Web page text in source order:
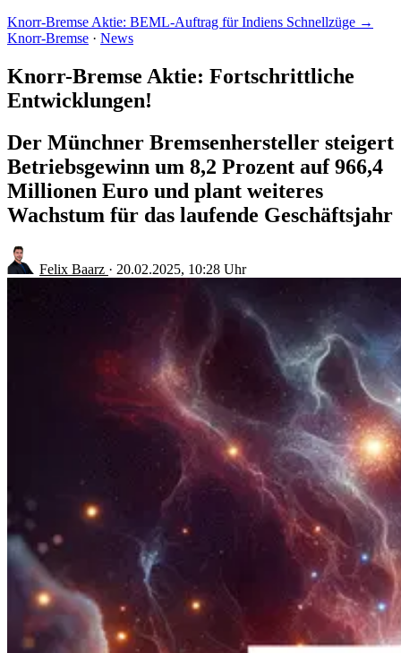
Knorr-Bremse Aktie: BEML-Auftrag für Indiens Schnellzüge →
Knorr-Bremse · News
Knorr-Bremse Aktie: Fortschrittliche
Entwicklungen!
Der Münchner Bremsenhersteller steigert
Betriebsgewinn um 8,2 Prozent auf 966,4
Millionen Euro und plant weiteres
Wachstum für das laufende Geschäftsjahr
Felix Baarz · 20.02.2025, 10:28 Uhr